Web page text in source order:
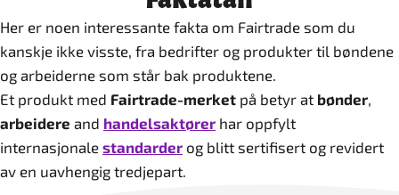
Her er noen interessante fakta om Fairtrade som du
kanskje ikke visste, fra bedrifter og produkter til bøndene
og arbeiderne som står bak produktene.
Et produkt med Fairtrade-merket på betyr at bønder,
arbeidere and handelsaktører har oppfylt
internasjonale standarder og blitt sertifisert og revidert
av en uavhengig tredjepart.